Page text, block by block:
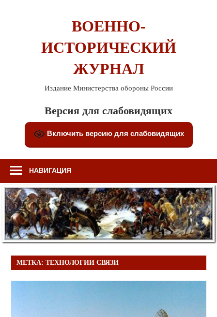
ВОЕННО-
ИСТОРИЧЕСКИЙ
ЖУРНАЛ
Издание Министерства обороны России
Версия для слабовидящих
Включить версию для слабовидящих
НАВИГАЦИЯ
МЕТКА: ТЕХНОЛОГИИ СВЯЗИ